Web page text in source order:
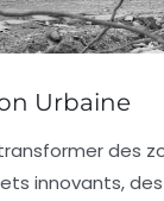
Urbaine
des
innovants,